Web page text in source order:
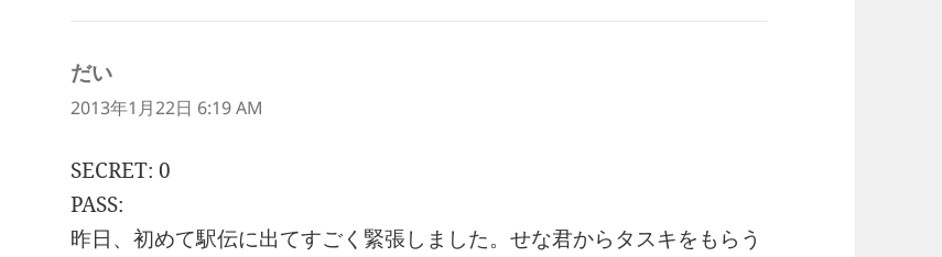
ナ
ビ
シ
ョ
ン
だい
り:
2013年1月22日 6:19 AM
SECRET: 0
PASS:
昨日、初めて駅伝に出てすごく緊張しました。せな君からタスキをもらう